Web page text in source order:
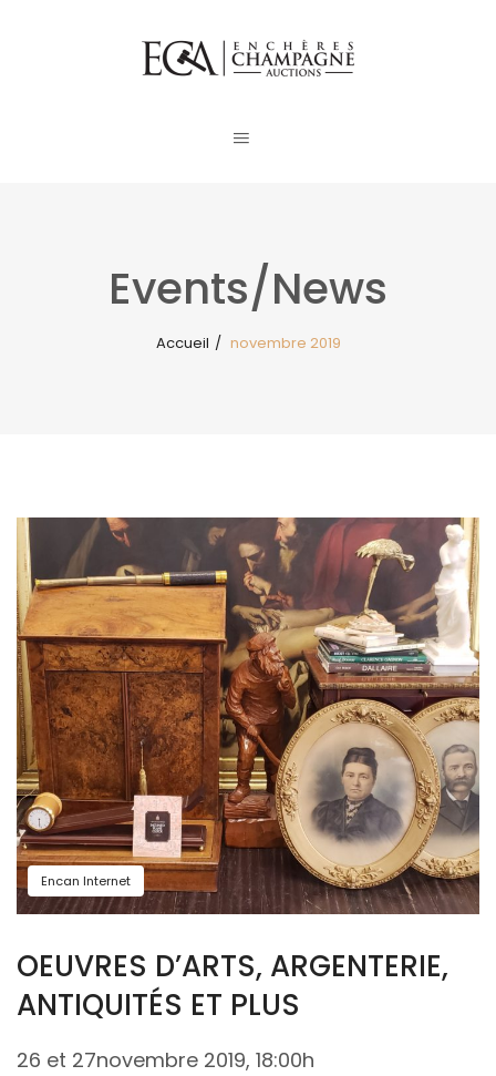
Events/News
Accueil / novembre 2019
Encan Internet
OEUVRES D’ARTS, ARGENTERIE,
ANTIQUITÉS ET PLUS
26 et 27novembre 2019, 18:00h